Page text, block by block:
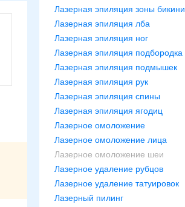
Лазерная эпиляция зоны бикини
Лазерная эпиляция лба
Лазерная эпиляция ног
Лазерная эпиляция подбородка
Лазерная эпиляция подмышек
Лазерная эпиляция рук
Лазерная эпиляция спины
Лазерная эпиляция ягодиц
Лазерное омоложение
Лазерное омоложение лица
Лазерное омоложение шеи
Лазерное удаление рубцов
Лазерное удаление татуировок
Лазерный пилинг